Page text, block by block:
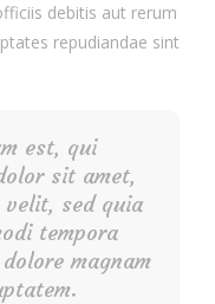
debitis aut rerum
repudiandae sint
est, qui
sit amet,
sed quia
tempora
magnam